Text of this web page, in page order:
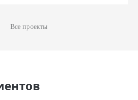
Все проекты